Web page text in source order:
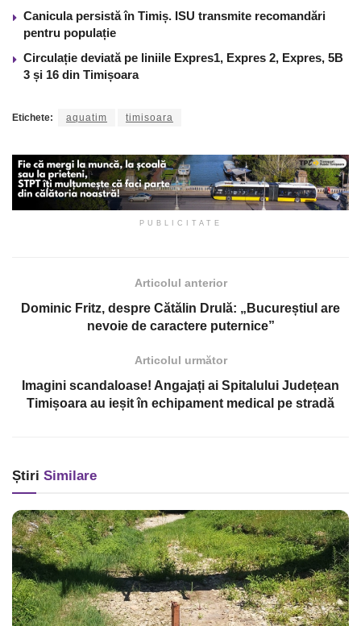
Canicula persistă în Timiș. ISU transmite recomandări
pentru populație
Circulație deviată pe liniile Expres1, Expres 2, Expres, 5B
3 și 16 din Timișoara
Etichete: aquatim timisoara
PUBLICITATE
Articolul anterior
Dominic Fritz, despre Cătălin Drulă: „Bucureștiul are
nevoie de caractere puternice”
Articolul următor
Imagini scandaloase! Angajați ai Spitalului Județean
Timișoara au ieșit în echipament medical pe stradă
Știri Similare